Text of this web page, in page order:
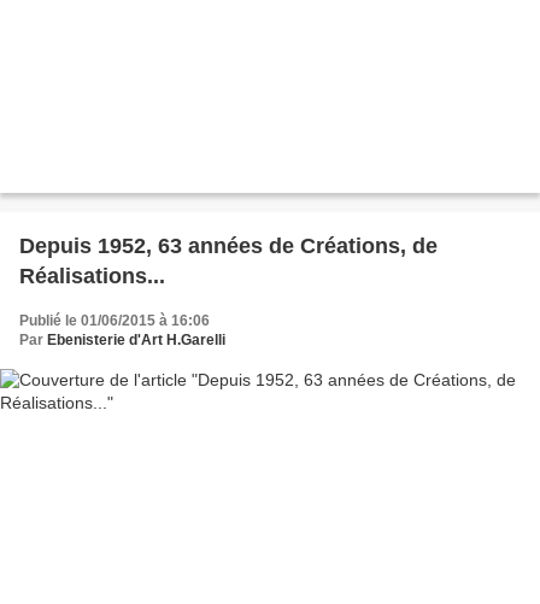
Depuis 1952, 63 années de Créations, de
Réalisations...
Publié le 01/06/2015 à 16:06
Par Ebenisterie d'Art H.Garelli